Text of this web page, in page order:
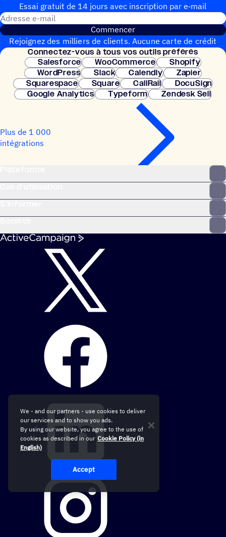
Essai gratuit de 14 jours avec inscrip­tion par e‑mail
Commencer
Rejoignez des milliers de clients. Aucune carte de crédit
nécessaire. Configuration instantanée.
Connec­tez-vous à tous vos outils préférés
Salesforce
WooCommerce
Shopify
WordPress
Slack Calendly
Zapier
Squarespace
Square CallRail
DocuSign
Google Analytics
Typeform Zendesk Sell
Plus de 1 000
intégrations
We - and our partners - use cookies to deliver
our services and to show you ads.
By using our website, you agree to the use of
cookies as described in our Cookie Policy (in
English)
Accept